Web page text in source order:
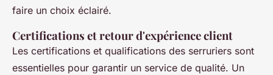
faire un choix éclairé.
Certifications et retour d'expérience client
Les certifications et qualifications des serruriers sont
essentielles pour garantir un service de qualité. Un